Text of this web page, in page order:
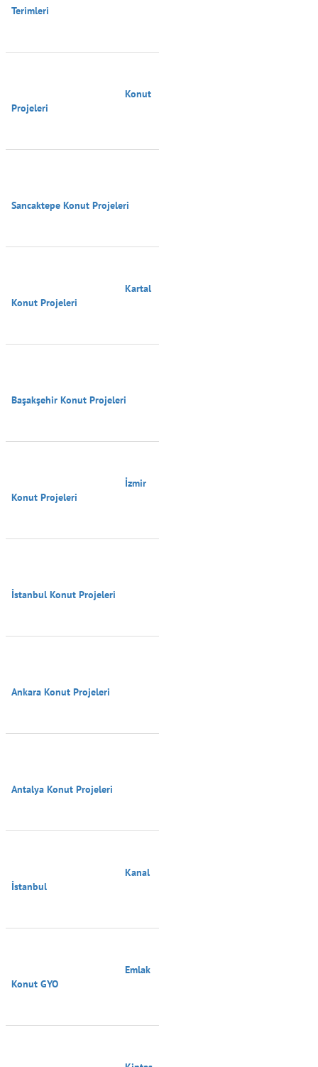
Terimleri
Projeleri
Sancaktepe Konut Projeleri
Konut Projeleri
Başakşehir Konut Projeleri
Konut Projeleri
İstanbul Konut Projeleri
Ankara Konut Projeleri
Antalya Konut Projeleri
İstanbul
Konut GYO